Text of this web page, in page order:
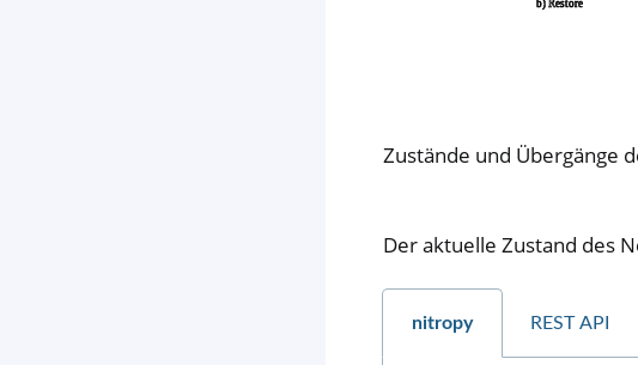
Zustände und Übergänge
Der aktuelle Zustand des
nitropy REST API